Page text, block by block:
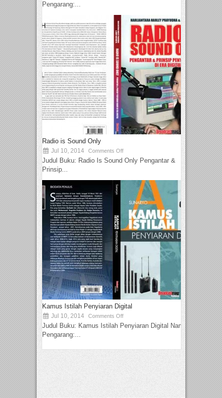
Pengarang:...
Radio is Sound Only
Jul 10, 2014 Comments Off
Judul Buku: Radio Is Sound Only Pengantar &
Prinsip...
Kamus Istilah Penyiaran Digital
Jul 10, 2014 Comments Off
Judul Buku: Kamus Istilah Penyiaran Digital Nama
Pengarang:...